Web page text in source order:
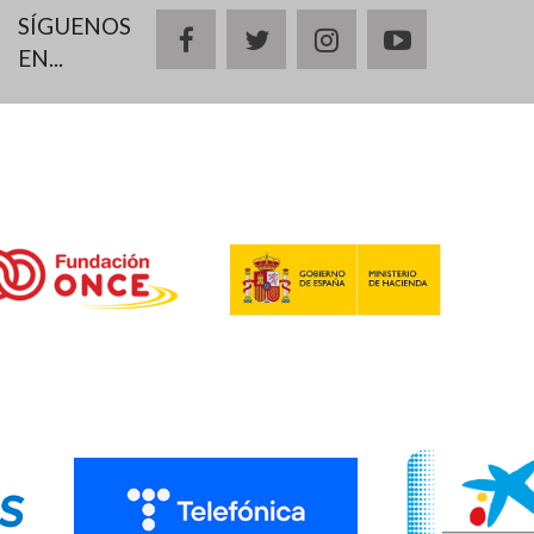
SÍGUENOS
EN...
facebooktwitterinstagramyoutube